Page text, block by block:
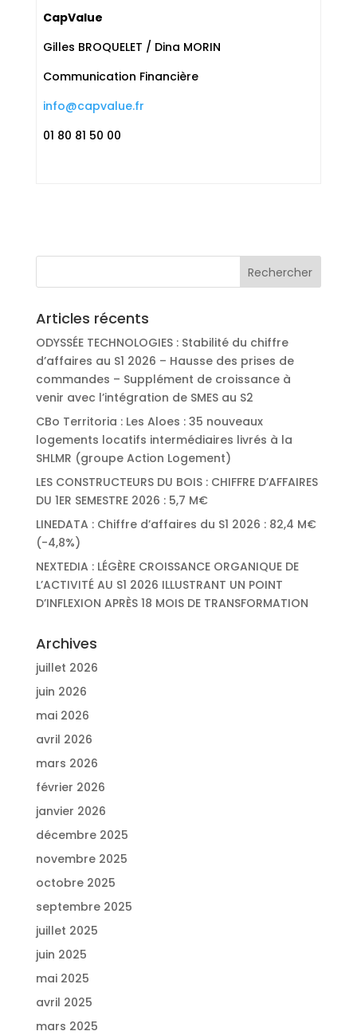
CapValue
Gilles BROQUELET / Dina MORIN
Communication Financière
info@capvalue.fr
01 80 81 50 00
Articles récents
ODYSSÉE TECHNOLOGIES : Stabilité du chiffre
d’affaires au S1 2026 – Hausse des prises de
commandes – Supplément de croissance à
venir avec l’intégration de SMES au S2
CBo Territoria : Les Aloes : 35 nouveaux
logements locatifs intermédiaires livrés à la
SHLMR (groupe Action Logement)
LES CONSTRUCTEURS DU BOIS : CHIFFRE D’AFFAIRES
DU 1ER SEMESTRE 2026 : 5,7 M€
LINEDATA : Chiffre d’affaires du S1 2026 : 82,4 M€
(-4,8%)
NEXTEDIA : LÉGÈRE CROISSANCE ORGANIQUE DE
L’ACTIVITÉ AU S1 2026 ILLUSTRANT UN POINT
D’INFLEXION APRÈS 18 MOIS DE TRANSFORMATION
Archives
juillet 2026
juin 2026
mai 2026
avril 2026
mars 2026
février 2026
janvier 2026
décembre 2025
novembre 2025
octobre 2025
septembre 2025
juillet 2025
juin 2025
mai 2025
avril 2025
mars 2025